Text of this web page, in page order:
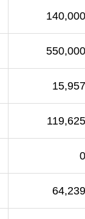
140,000
550,000
15,957
119,625
0
64,239